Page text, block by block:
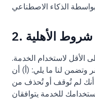
2. شروط الأهلية
عمرك 18 عامًا على الأقل لاستخدام الخدمة.
وتضمن لنا ما يلي: (أ) أن
(ب) أنك لم تُوقف أو تُحذف من
للخدمة يتوافقان